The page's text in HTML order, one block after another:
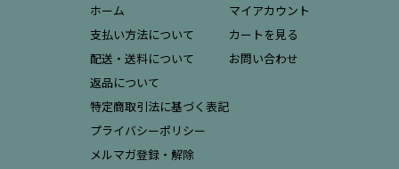
ホーム
支払い方法について
配送・送料について
返品について
特定商取引法に基づく表記
プライバシーポリシー
メルマガ登録・解除
マイアカウント
カートを見る
お問い合わせ